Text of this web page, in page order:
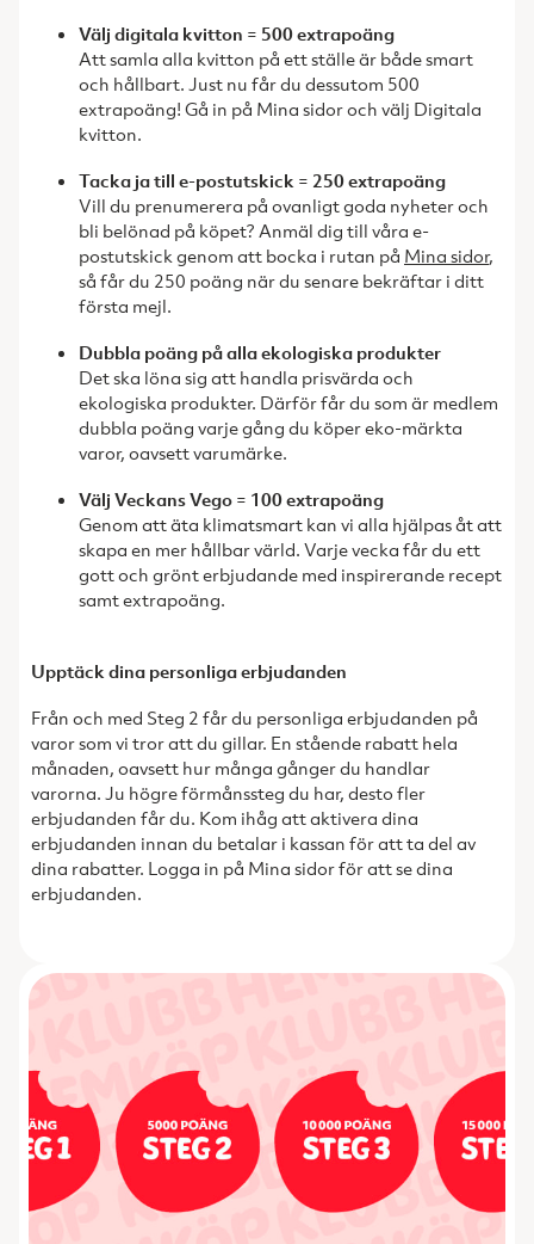
Välj digitala kvitton = 500 extrapoäng
Att samla alla kvitton på ett ställe är både smart
och hållbart. Just nu får du dessutom 500
extrapoäng! Gå in på Mina sidor och välj Digitala
kvitton.
Tacka ja till e-postutskick = 250 extrapoäng
Vill du prenumerera på ovanligt goda nyheter och
bli belönad på köpet? Anmäl dig till våra e-
postutskick genom att bocka i rutan på Mina sidor,
så får du 250 poäng när du senare bekräftar i ditt
första mejl.
Dubbla poäng på alla ekologiska produkter
Det ska löna sig att handla prisvärda och
ekologiska produkter. Därför får du som är medlem
dubbla poäng varje gång du köper eko-märkta
varor, oavsett varumärke.
Välj Veckans Vego = 100 extrapoäng
Genom att äta klimatsmart kan vi alla hjälpas åt att
skapa en mer hållbar värld. Varje vecka får du ett
gott och grönt erbjudande med inspirerande recept
samt extrapoäng.
Upptäck dina personliga erbjudanden
Från och med Steg 2 får du personliga erbjudanden på
varor som vi tror att du gillar. En stående rabatt hela
månaden, oavsett hur många gånger du handlar
varorna. Ju högre förmånssteg du har, desto fler
erbjudanden får du. Kom ihåg att aktivera dina
erbjudanden innan du betalar i kassan för att ta del av
dina rabatter. Logga in på Mina sidor för att se dina
erbjudanden.